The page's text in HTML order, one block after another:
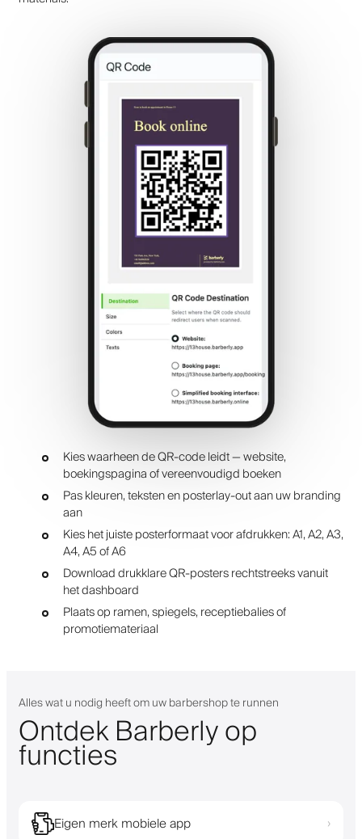
Kies waarheen de QR-code leidt — website,
boekingspagina of vereenvoudigd boeken
Pas kleuren, teksten en posterlay-out aan uw branding
aan
Kies het juiste posterformaat voor afdrukken: A1, A2, A3,
A4, A5 of A6
Download drukklare QR-posters rechtstreeks vanuit
het dashboard
Plaats op ramen, spiegels, receptiebalies of
promotiemateriaal
Alles wat u nodig heeft om uw barbershop te runnen
Ontdek Barberly op
functies
Eigen merk mobiele app ›